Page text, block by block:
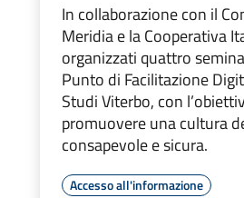
In collaborazione con il
Meridia e la Cooperativa
organizzati quattro
Punto di Facilitazione
Studi Viterbo, con
promuovere una cultura
consapevole e sicura.
Accesso all'informazione